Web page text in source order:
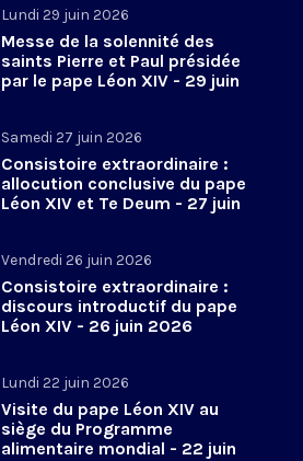
Lundi 29 juin 2026
Messe de la solennité des
saints Pierre et Paul présidée
par le pape Léon XIV - 29 juin
Samedi 27 juin 2026
Consistoire extraordinaire :
allocution conclusive du pape
Léon XIV et Te Deum - 27 juin
Vendredi 26 juin 2026
Consistoire extraordinaire :
discours introductif du pape
Léon XIV - 26 juin 2026
Lundi 22 juin 2026
Visite du pape Léon XIV au
siège du Programme
alimentaire mondial - 22 juin